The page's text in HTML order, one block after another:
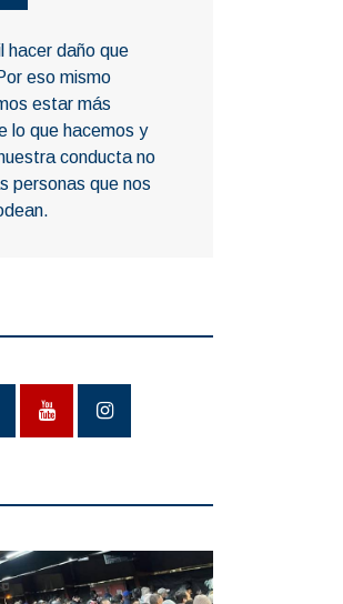
hacer daño que
eso mismo
estar más
lo que hacemos y
conducta no
personas que nos